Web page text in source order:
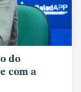
do
com a